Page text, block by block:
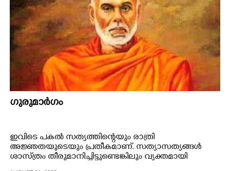
ഗുരുമാർഗം
ഇവിടെ പകൽ സത്യത്തിന്റെയും രാത്രി
അജ്ഞതയുടെയും പ്രതീകമാണ്. സത്യാസത്യങ്ങൾ
ശാസ്‌ത്രം തീരുമാനിച്ചിട്ടുണ്ടെങ്കിലും വ്യക്തമായി